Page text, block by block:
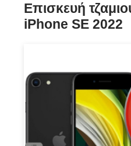
Επισκευή
iPhone SE 2022